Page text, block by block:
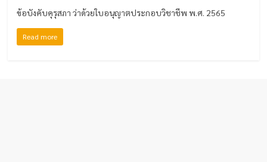
ข้อบังคับคุรุสภา ว่าด้วยใบอนุญาตประกอบวิชาชีพ พ.ศ. 2565
Read more